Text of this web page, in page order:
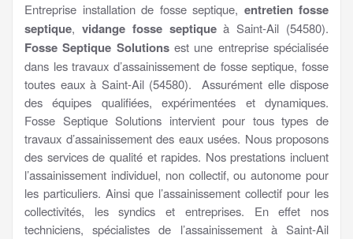
Entreprise installation de fosse septique, entretien fosse
septique, vidange fosse septiqueà Saint-Ail (54580).
Fosse Septique Solutionsest une entreprise spécialisée
dans les travaux d’assainissement de fosse septique, fosse
toutes eaux à Saint-Ail (54580). Assurément elle dispose
des équipes qualifiées, expérimentées et dynamiques.
Fosse Septique Solutions intervient pour tous types de
travaux d’assainissement des eaux usées. Nous proposons
des services de qualité et rapides. Nos prestations incluent
l’assainissement individuel, non collectif, ou autonome pour
les particuliers. Ainsi que l’assainissement collectif pour les
collectivités, les syndics et entreprises. En effet nos
techniciens, spécialistes de l’assainissement à Saint-Ail